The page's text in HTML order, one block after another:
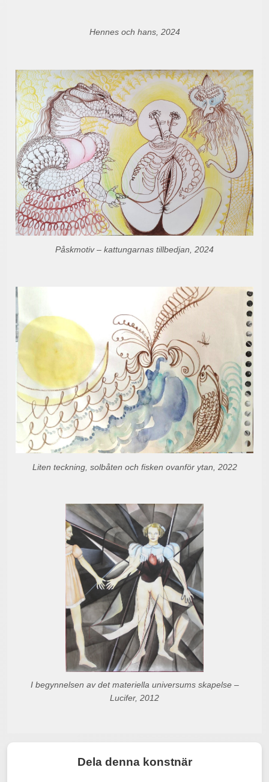
Hennes och hans, 2024
Påskmotiv – kattungarnas tillbedjan, 2024
Liten teckning, solbåten och fisken ovanför ytan, 2022
I begynnelsen av det materiella universums skapelse –
Lucifer, 2012
Dela denna konstnär